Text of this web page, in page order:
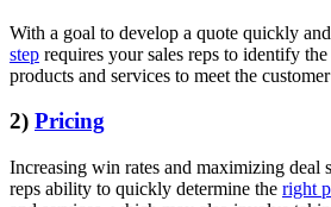
With a goal to develop a quote quickly
step requires your sales reps to identify
products and services to meet the
2) Pricing
Increasing win rates and maximizing deal
reps ability to quickly determine the right